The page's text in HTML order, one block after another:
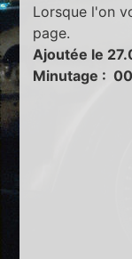
Lorsque l'on
page.
Ajoutée le
Minutage :